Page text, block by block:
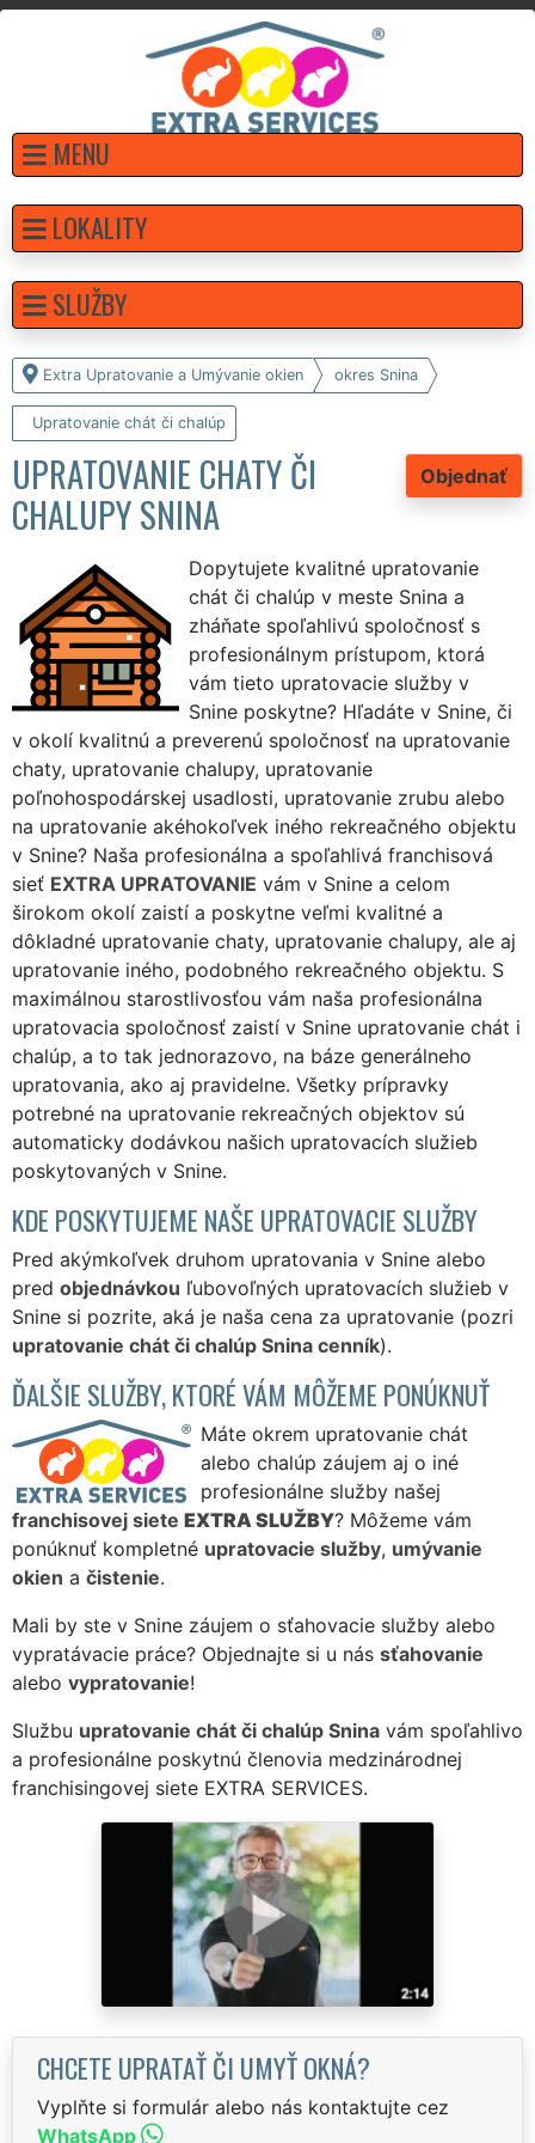
MENU
Extra Upratovanie a Umývanie okien okres Snina
Upratovanie chát či chalúp
Objednať
UPRATOVANIE CHATY ČI
CHALUPY SNINA
Dopytujete kvalitné upratovanie
chát či chalúp v meste Snina a
zháňate spoľahlivú spoločnosť s
profesionálnym prístupom, ktorá
vám tieto upratovacie služby v
Snine poskytne? Hľadáte v Snine, či
v okolí kvalitnú a preverenú spoločnosť na upratovanie
chaty, upratovanie chalupy, upratovanie
poľnohospodárskej usadlosti, upratovanie zrubu alebo
na upratovanie akéhokoľvek iného rekreačného objektu
v Snine? Naša profesionálna a spoľahlivá franchisová
sieť EXTRA UPRATOVANIE vám v Snine a celom
širokom okolí zaistí a poskytne veľmi kvalitné a
dôkladné upratovanie chaty, upratovanie chalupy, ale aj
upratovanie iného, podobného rekreačného objektu. S
maximálnou starostlivosťou vám naša profesionálna
upratovacia spoločnosť zaistí v Snine upratovanie chát i
chalúp, a to tak jednorazovo, na báze generálneho
upratovania, ako aj pravidelne. Všetky prípravky
potrebné na upratovanie rekreačných objektov sú
automaticky dodávkou našich upratovacích služieb
poskytovaných v Snine.
KDE POSKYTUJEME NAŠE UPRATOVACIE SLUŽBY
Pred akýmkoľvek druhom upratovania v Snine alebo
pred objednávkou ľubovoľných upratovacích služieb v
Snine si pozrite, aká je naša cena za upratovanie (pozri
upratovanie chát či chalúp Snina cenník).
ĎALŠIE SLUŽBY, KTORÉ VÁM MÔŽEME PONÚKNUŤ
Máte okrem upratovanie chát
alebo chalúp záujem aj o iné
profesionálne služby našej
franchisovej siete EXTRA SLUŽBY? Môžeme vám
ponúknuť kompletné upratovacie služby, umývanie
okien a čistenie.
Mali by ste v Snine záujem o sťahovacie služby alebo
vypratávacie práce? Objednajte si u nás sťahovanie
alebo vypratovanie!
Službu upratovanie chát či chalúp Snina vám spoľahlivo
a profesionálne poskytnú členovia medzinárodnej
franchisingovej siete EXTRA SERVICES.
CHCETE UPRATAŤ ČI UMYŤ OKNÁ?
Vyplňte si formulár alebo nás kontaktujte cez
WhatsApp
LOKALITY
SLUŽBY